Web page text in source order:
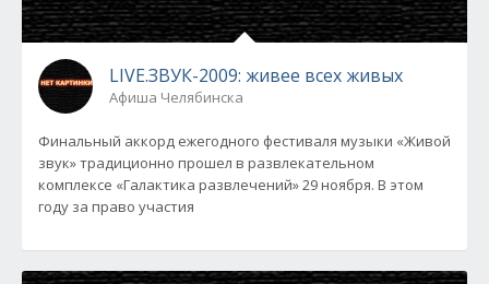
LIVE.ЗВУК-2009: живее всех живых
Афиша Челябинска
Финальный аккорд ежегодного фестиваля музыки «Живой
звук» традиционно прошел в развлекательном
комплексе «Галактика развлечений» 29 ноября. В этом
году за право участия